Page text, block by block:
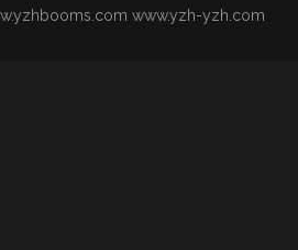
www.yzh-yzh.com